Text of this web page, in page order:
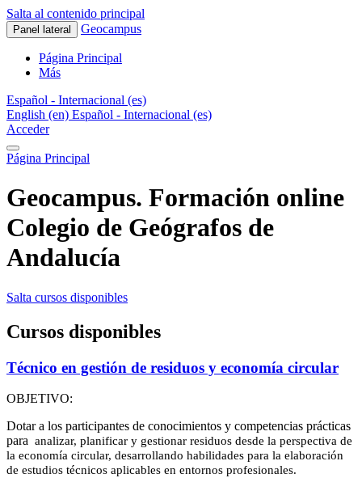
Salta al contenido principal
Panel lateral Geocampus
Página Principal
Más
Español - Internacional ‎(es)‎
English ‎(en)‎ Español - Internacional ‎(es)‎
Acceder
Página Principal
Geocampus. Formación online
Colegio de Geógrafos de
Andalucía
Salta cursos disponibles
Cursos disponibles
Técnico en gestión de residuos y economía circular
OBJETIVO:
Dotar a los participantes de conocimientos y competencias prácticas
para analizar, planificar y gestionar residuos desde la perspectiva de
la economía circular, desarrollando habilidades para la elaboración
de estudios técnicos aplicables en entornos profesionales.